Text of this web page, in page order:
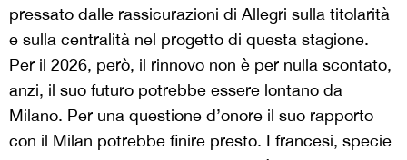
pressato dalle rassicurazioni di Allegri sulla titolarità
e sulla centralità nel progetto di questa stagione.
Per il 2026, però, il rinnovo non è per nulla scontato,
anzi, il suo futuro potrebbe essere lontano da
Milano. Per una questione d’onore il suo rapporto
con il Milan potrebbe finire presto. I francesi, specie